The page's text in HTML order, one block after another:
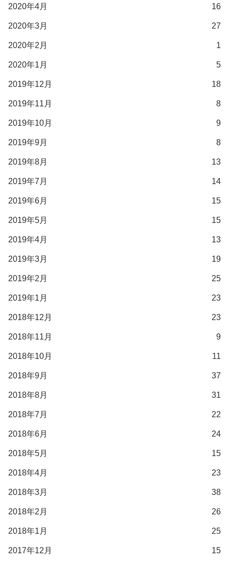
2020年4月 16
2020年3月 27
2020年2月 1
2020年1月 5
2019年12月 18
2019年11月 8
2019年10月 9
2019年9月 8
2019年8月 13
2019年7月 14
2019年6月 15
2019年5月 15
2019年4月 13
2019年3月 19
2019年2月 25
2019年1月 23
2018年12月 23
2018年11月 9
2018年10月 11
2018年9月 37
2018年8月 31
2018年7月 22
2018年6月 24
2018年5月 15
2018年4月 23
2018年3月 38
2018年2月 26
2018年1月 25
2017年12月 15